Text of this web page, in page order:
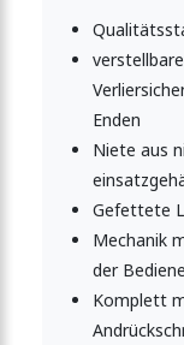
Enden
Niete aus
Gefettete
Mechanik
der
Komplett